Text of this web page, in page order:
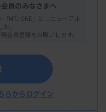
発した「メデタ」やニ
加盟し、10月に発足し
医療保険の対象となっ
を併用すると全額が患
ある。斉藤さんは「現
員のみなさまへ
MTJ ONE」にリニューアル
。
会員登録をお願いします。
らからログイン